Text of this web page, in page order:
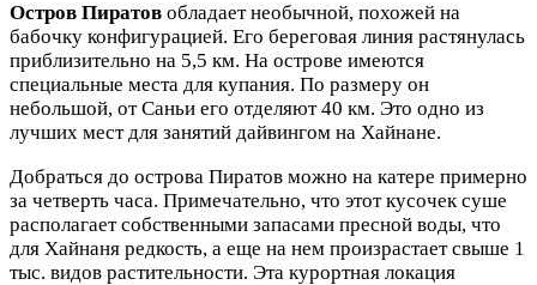
Остров Пиратов обладает необычной, похожей на
бабочку конфигурацией. Его береговая линия растянулась
приблизительно на 5,5 км. На острове имеются
специальные места для купания. По размеру он
небольшой, от Саньи его отделяют 40 км. Это одно из
лучших мест для занятий дайвингом на Хайнане.
Добраться до острова Пиратов можно на катере примерно
за четверть часа. Примечательно, что этот кусочек суше
располагает собственными запасами пресной воды, что
для Хайнаня редкость, а еще на нем произрастает свыше 1
тыс. видов растительности. Эта курортная локация